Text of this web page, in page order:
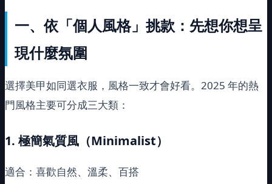
一、依「個人風格」挑款：先想你想呈
現什麼氛圍
選擇美甲如同選衣服，風格一致才會好看。2025 年的熱
門風格主要可分成三大類：
1. 極簡氣質風（Minimalist）
適合：喜歡自然、溫柔、百搭